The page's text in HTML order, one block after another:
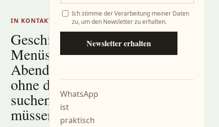
IN KONTAKT BLEIBEN
Geschichten,
Menüs und
Abende,
ohne danach
suchen zu
müssen.
Ich stimme der Verarbeitung meiner Daten
zu, um den Newsletter zu erhalten.
Newsletter erhalten
WhatsApp
ist
praktisch